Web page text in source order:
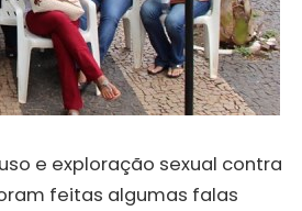
e exploração sexual contra
feitas algumas falas